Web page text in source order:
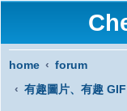
home
forum
有趣圖片、有趣